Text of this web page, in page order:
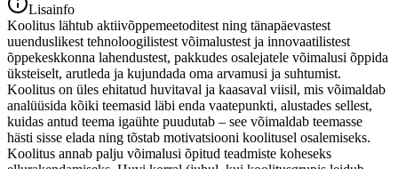
Lisainfo
Koolitus lähtub aktiivõppemeetoditest ning tänapäevastest
uuenduslikest tehnoloogilistest võimalustest ja innovaatilistest
õppekeskkonna lahendustest, pakkudes osalejatele võimalusi õppida
üksteiselt, arutleda ja kujundada oma arvamusi ja suhtumist.
Koolitus on üles ehitatud huvitaval ja kaasaval viisil, mis võimaldab
analüüsida kõiki teemasid läbi enda vaatepunkti, alustades sellest,
kuidas antud teema igaühte puudutab – see võimaldab teemasse
hästi sisse elada ning tõstab motivatsiooni koolitusel osalemiseks.
Koolitus annab palju võimalusi õpitud teadmiste koheseks